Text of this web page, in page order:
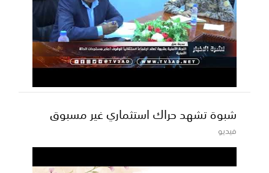
شبوة تشهد حراك استثماري غير مسبوق
فيديو